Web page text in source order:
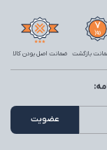
ضمانت اصل بودن کالا